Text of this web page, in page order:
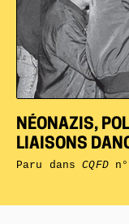
NÉONAZIS,
LIAISONS
Paru dansCQFD